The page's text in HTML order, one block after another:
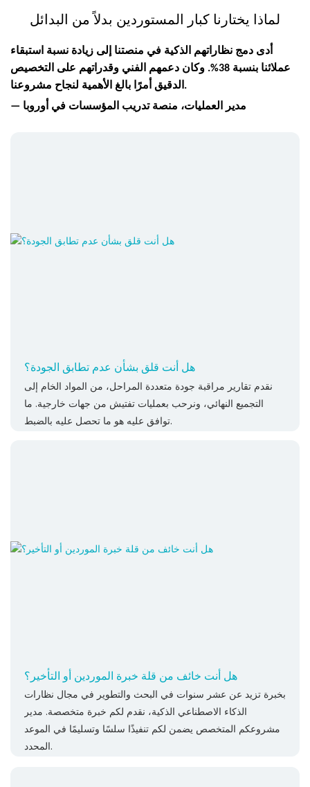
لماذا يختارنا كبار المستوردين بدلاً من البدائل
أدى دمج نظاراتهم الذكية في منصتنا إلى زيادة نسبة استبقاء
عملائنا بنسبة 38%. وكان دعمهم الفني وقدراتهم على التخصيص
الدقيق أمرًا بالغ الأهمية لنجاح مشروعنا.
— مدير العمليات، منصة تدريب المؤسسات في أوروبا
هل أنت قلق بشأن عدم تطابق الجودة؟
نقدم تقارير مراقبة جودة متعددة المراحل، من المواد الخام إلى
التجميع النهائي، ونرحب بعمليات تفتيش من جهات خارجية. ما
توافق عليه هو ما تحصل عليه بالضبط.
هل أنت خائف من قلة خبرة الموردين أو التأخير؟
بخبرة تزيد عن عشر سنوات في البحث والتطوير في مجال نظارات
الذكاء الاصطناعي الذكية، نقدم لكم خبرة متخصصة. مدير
مشروعكم المتخصص يضمن لكم تنفيذًا سلسًا وتسليمًا في الموعد
المحدد.